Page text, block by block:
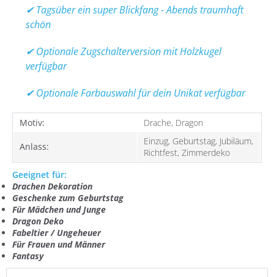
✔ Tagsüber ein super Blickfang - Abends traumhaft
schön
✔ Optionale Zugschalterversion mit Holzkugel
verfügbar
✔ Optionale Farbauswahl für dein Unikat verfügbar
Motiv: Drache, Dragon
Anlass:
Einzug, Geburtstag, Jubiläum,
Richtfest, Zimmerdeko
Geeignet für:
Drachen Dekoration
Geschenke zum Geburtstag
Für Mädchen und Junge
Dragon Deko
Fabeltier / Ungeheuer
Für Frauen und Männer
Fantasy